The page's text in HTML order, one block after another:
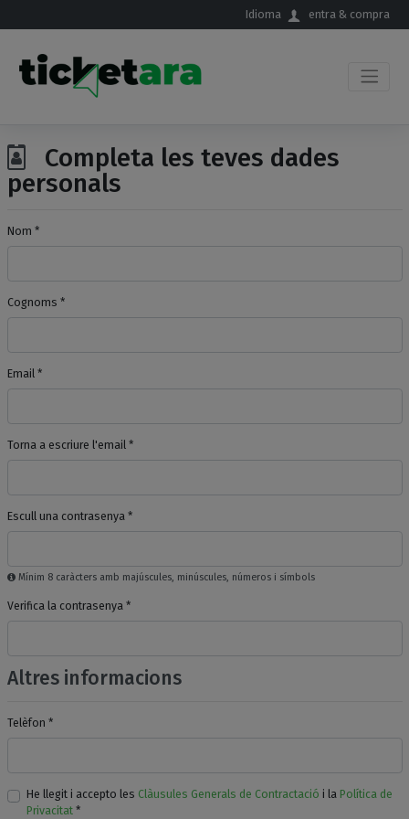
Idioma entra & compra
Completa les teves dades
personals
Nom *
Cognoms *
Email *
Torna a escriure l'email *
Escull una contrasenya *
Mínim 8 caràcters amb majúscules, minúscules, números i símbols
Verifica la contrasenya *
Altres informacions
Telèfon *
He llegit i accepto les Clàusules Generals de Contractació i la Política de
Privacitat *